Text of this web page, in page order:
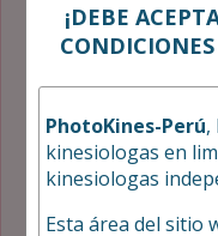
TAMAÑO DE LOS
PESO
58kg
LOOKS
Sexy
¡DEBE
PhotoKines-Perú,
kinesiologas en
kinesiologas
Esta área del sitio